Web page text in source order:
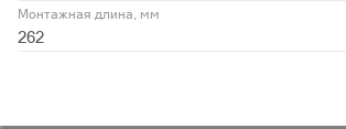
Монтажная длина, мм
262